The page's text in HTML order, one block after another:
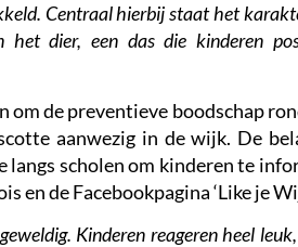
Centraal hierbij staat het
het dier, een das die kinderen
om de preventieve boodschap
aanwezig in de wijk. De
langs scholen om kinderen te
de Facebookpagina ‘Like je
Kinderen reageren heel